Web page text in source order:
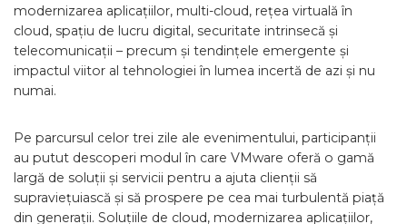
modernizarea aplicațiilor, multi-cloud, rețea virtuală în
cloud, spațiu de lucru digital, securitate intrinsecă și
telecomunicații – precum și tendințele emergente și
impactul viitor al tehnologiei în lumea incertă de azi și nu
numai.
Pe parcursul celor trei zile ale evenimentului, participanții
au putut descoperi modul în care VMware oferă o gamă
largă de soluții și servicii pentru a ajuta clienții să
supraviețuiască și să prospere pe cea mai turbulentă piață
din generații. Soluțiile de cloud, modernizarea aplicațiilor,